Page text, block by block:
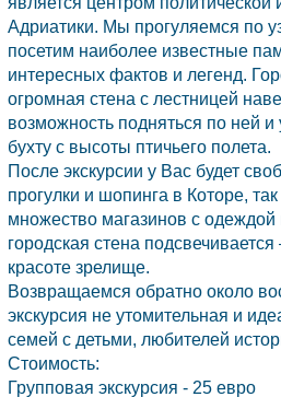
Адриатики. Мы прогуляемся по
посетим наиболее известные
интересных фактов и легенд.
огромная стена с лестницей
возможность подняться по ней и
бухту с высоты птичьего полета.
После экскурсии у Вас будет
прогулки и шопинга в Которе,
множество магазинов с
городская стена
красоте зрелище.
Возвращаемся обратно около
экскурсия не утомительная и
семей с детьми, любителей
Стоимость:
Групповая экскурсия - 25 евро